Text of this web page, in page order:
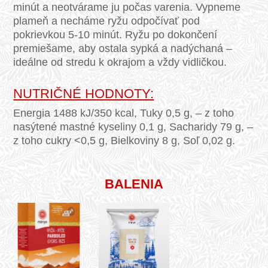
minút a neotvárame ju počas varenia. Vypneme
plameň a necháme ryžu odpočívať pod
pokrievkou 5-10 minút. Ryžu po dokončení
premiešame, aby ostala sypká a nadýchaná –
ideálne od stredu k okrajom a vždy vidličkou.
NUTRIČNÉ HODNOTY:
Energia 1488 kJ/350 kcal, Tuky 0,5 g, – z toho
nasýtené mastné kyseliny 0,1 g, Sacharidy 79 g, –
z toho cukry <0,5 g, Bielkoviny 8 g, Soľ 0,02 g.
BALENIA